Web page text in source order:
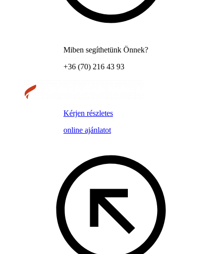
Miben segíthetünk Önnek?
+36 (70) 216 43 93
Kérjen részletes
online ajánlatot